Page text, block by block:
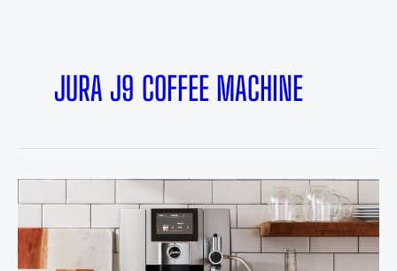
JURA J9 COFFEE MACHINE